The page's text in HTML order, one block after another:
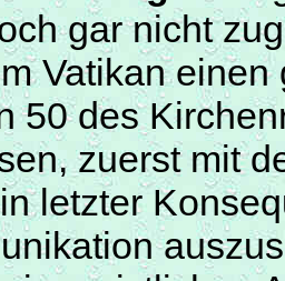
gar nicht
Vatikan
50 des
zuerst mit
letzter